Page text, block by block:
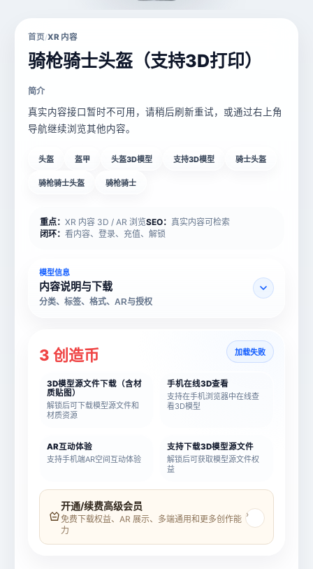
首页/XR 内容
骑枪骑士头盔（支持3D打印）
简介
真实内容接口暂时不可用，请稍后刷新重试，或通过右上角
导航继续浏览其他内容。
头盔 盔甲 头盔3D模型 支持3D模型 骑士头盔
骑枪骑士头盔 骑枪骑士
重点： XR 内容 3D / AR 浏览SEO： 真实内容可检索
闭环： 看内容、登录、充值、解锁
模型信息
内容说明与下载
分类、标签、格式、AR与授权
模型名称
3 创造币 加载失败
3D模型源文件下载（含材
质贴图）
解锁后可下载模型源文件和
材质资源
手机在线3D查看
支持在手机浏览器中在线查
看3D模型
AR互动体验
支持手机端AR空间互动体验
支持下载3D模型源文件
解锁后可获取模型源文件权
益
开通/续费高级会员
免费下载权益、AR 展示、多端通用和更多创作能
力
›